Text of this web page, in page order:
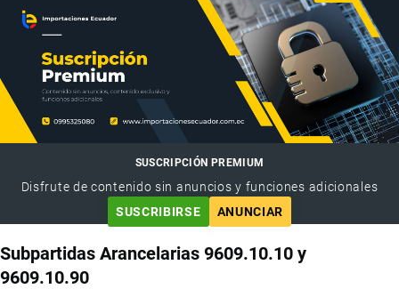
SUSCRIPCIÓN PREMIUM
Disfrute de contenido sin anuncios y funciones adicionales
SUSCRIBIRSE
ANUNCIAR
Subpartidas Arancelarias 9609.10.10 y
9609.10.90